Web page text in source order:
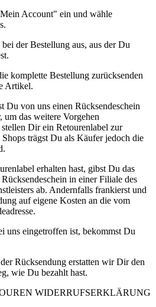
Account" ein und wähle
der Bestellung aus, aus der Du
komplette Bestellung zurücksenden
Artikel.
Du von uns einen Rücksendeschein
das weitere Vorgehen
Dir ein Retourenlabel zur
trägst Du als Käufer jedoch die
erhalten hast, gibst Du das
in einer Filiale des
ab. Andernfalls frankierst und
auf eigene Kosten an die vom
uns eingetroffen ist, bekommst Du
Rücksendung erstatten wir Dir den
wie Du bezahlt hast.
WIDERRUFSERKLÄRUNG